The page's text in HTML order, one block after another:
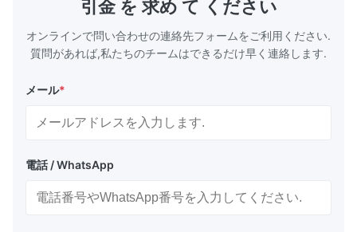
Jun 11.2025
Durable and reliable pelletizer. We run it daily without any
性、無毒安全特性、およびコスト効率の高いメ
PVC粉末＋添加剤混合 材料供給システム ...
引金 を 求め て ください
オンラインで問い合わせの連絡先フォームをご利用ください.
質問があれば,私たちのチームはできるだけ早く連絡します.
メール*
電話 / WhatsApp